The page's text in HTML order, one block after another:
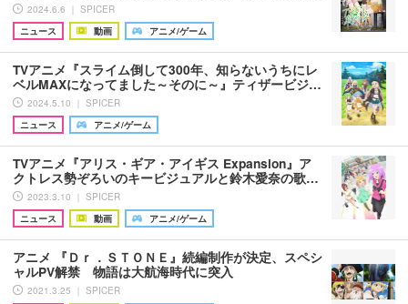
2024.6.6 ｜ SPICER
ニュース
動画 アニメ/ゲーム
TVアニメ『スライム倒して300年、知らないうちにレ
ベルMAXになってました～そのに～』ティザービジ…
2024.5.10 ｜ SPICER
ニュース
アニメ/ゲーム
TVアニメ『アリス・ギア・アイギス Expansion』ア
クトレス勢ぞろいのキービジュアルと鈴木愛奈の歌…
2023.3.10 ｜ SPICER
ニュース
動画 アニメ/ゲーム
アニメ 『Ｄｒ．ＳＴＯＮＥ』続編制作が決定、スペシ
ャルPV解禁 物語は大航海時代に突入
2021.3.25 ｜ SPICER